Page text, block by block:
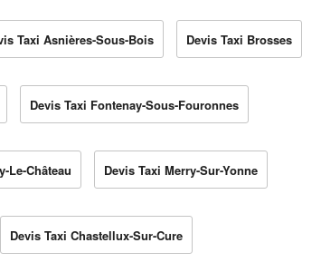
Taxi Asnières-Sous-Bois Devis Taxi Brosses
Devis Taxi Fontenay-Sous-Fouronnes
Le-Château Devis Taxi Merry-Sur-Yonne
Devis Taxi Chastellux-Sur-Cure